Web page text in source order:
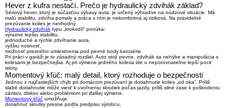
Hever z kufra nestačí. Prečo je hydraulický zdvihák základ?
Sériový hever, ktorý je súčasťou výbavy auta, je určený výhradne na núdzové situácie. Má
malú stabilitu, zdvíha pomaly a práca s ním je nekomfortná aj riziková. Na pravidelné
prezúvanie kolies je nevhodný.
Hydraulický zdvihák typu „krokodíl“ ponúka:
výrazne lepšiu stabilitu,
jednoduché a rýchle zdvíhanie auta,
vyššiu nosnosť,
možnosť presného umiestnenia pod pevné body karosérie.
Pri práci v garáži je to zásadný rozdiel. Auto stojí pevne, zdvihák sa nehýbe a manipulácia s
kolesami je bezpečnejšia. Aj pri výmene jedného kolesa ide o neporovnateľne lepší pocit
istoty.
Momentový kľúč: malý detail, ktorý rozhoduje o bezpečnosti
Jednou z najčastejších chýb pri domácom prezúvaní je dotiahnutie kolies „od oka“. Príliš
slabé dotiahnutie môže viesť k uvoľneniu skrutiek počas jazdy, príliš silné zase k poškodeniu
závitov, diskov alebo problémom pri ďalšej výmene.
Momentový kľúč umožňuje:
dotiahnuť skrutky presne podľa predpisu výrobcu,